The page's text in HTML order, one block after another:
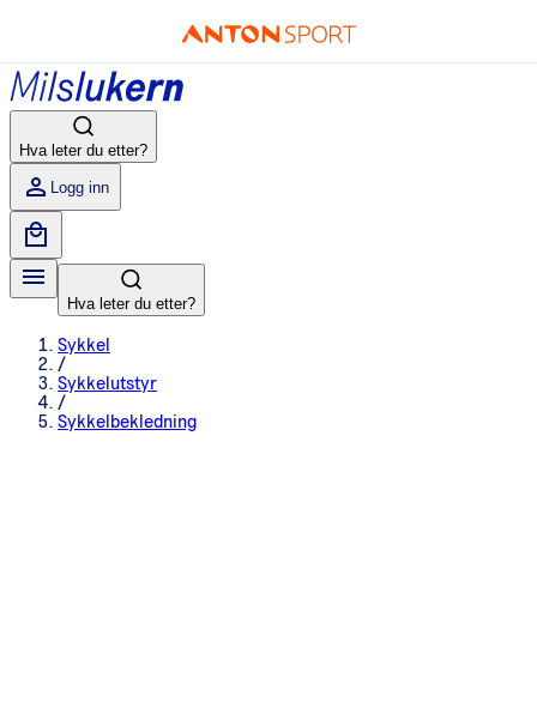
Hva leter du etter?
Logg inn
Hva leter du etter?
Sykkel
/
Sykkelutstyr
/
Sykkelbekledning